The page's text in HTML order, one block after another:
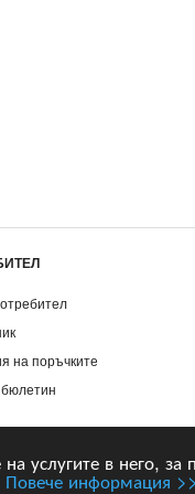
услугите в него,
Повече информация >>
на поръчките